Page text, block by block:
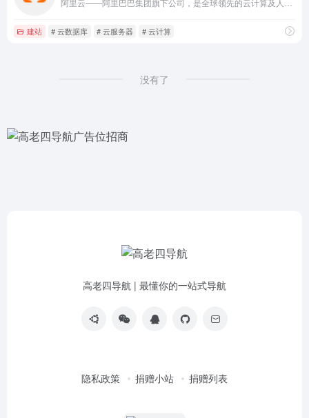
建站 # 云数据库 # 云服务器 # 云计算
没有了
高老四导航 | 最懂你的一站式导航
隐私政策 捐赠小站 捐赠列表